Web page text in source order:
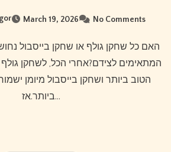
March 19, 2026 No Comments
האם כל שחקן גולף או שחקן בייסבול נחוש לא ירצה את הכלים
המתאימים לצידם?אחרי הכל, לשחקן גולף
הטוב ביותר ושחקן בייסבול מיומן
ביותר.אז…